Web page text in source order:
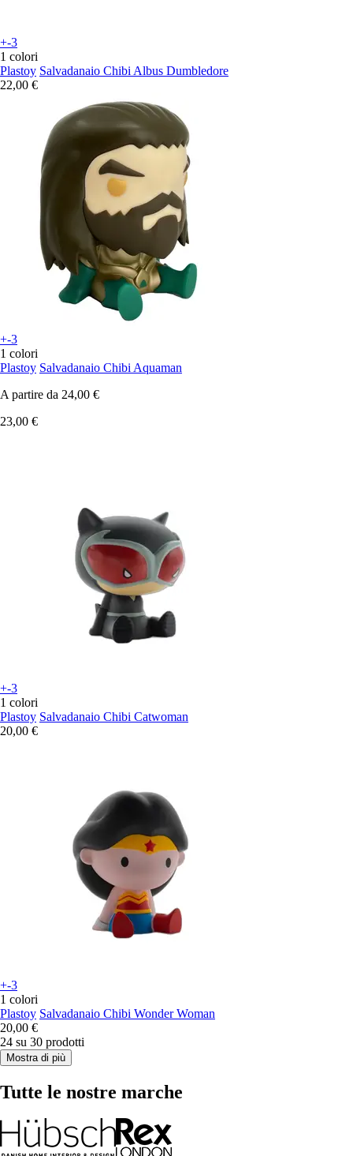
+-3
1 colori
Plastoy Salvadanaio Chibi Albus Dumbledore
22,00 €
+-3
1 colori
Plastoy Salvadanaio Chibi Aquaman
A partire da 24,00 €
23,00 €
+-3
1 colori
Plastoy Salvadanaio Chibi Catwoman
20,00 €
+-3
1 colori
Plastoy Salvadanaio Chibi Wonder Woman
20,00 €
24 su 30 prodotti
Mostra di più
Tutte le nostre marche